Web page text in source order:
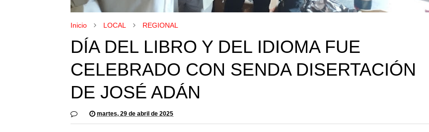
Inicio LOCAL REGIONAL
DÍA DEL LIBRO Y DEL IDIOMA FUE
CELEBRADO CON SENDA DISERTACIÓN
DE JOSÉ ADÁN
martes, 29 de abril de 2025